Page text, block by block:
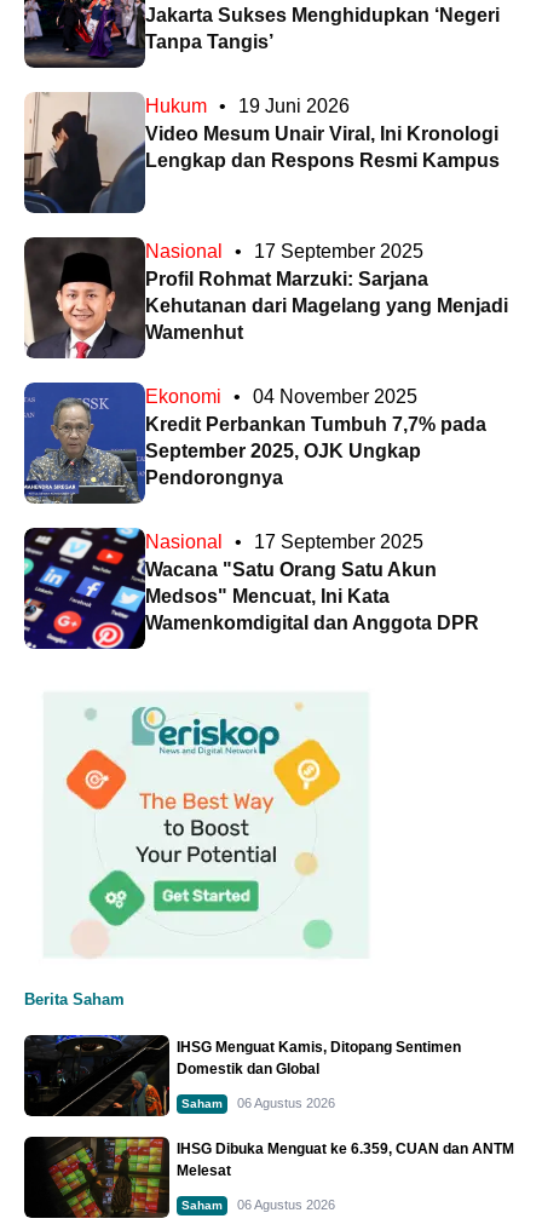
Jakarta Sukses Menghidupkan ‘Negeri
Tanpa Tangis’
Hukum •
19 Juni 2026
Video Mesum Unair Viral, Ini Kronologi
Lengkap dan Respons Resmi Kampus
Nasional •
17 September 2025
Profil Rohmat Marzuki: Sarjana
Kehutanan dari Magelang yang Menjadi
Wamenhut
Ekonomi •
04 November 2025
Kredit Perbankan Tumbuh 7,7% pada
September 2025, OJK Ungkap
Pendorongnya
Nasional •
17 September 2025
Wacana "Satu Orang Satu Akun
Medsos" Mencuat, Ini Kata
Wamenkomdigital dan Anggota DPR
Berita Saham
IHSG Menguat Kamis, Ditopang Sentimen
Domestik dan Global
Saham 06 Agustus 2026
IHSG Dibuka Menguat ke 6.359, CUAN dan ANTM
Melesat
Saham 06 Agustus 2026